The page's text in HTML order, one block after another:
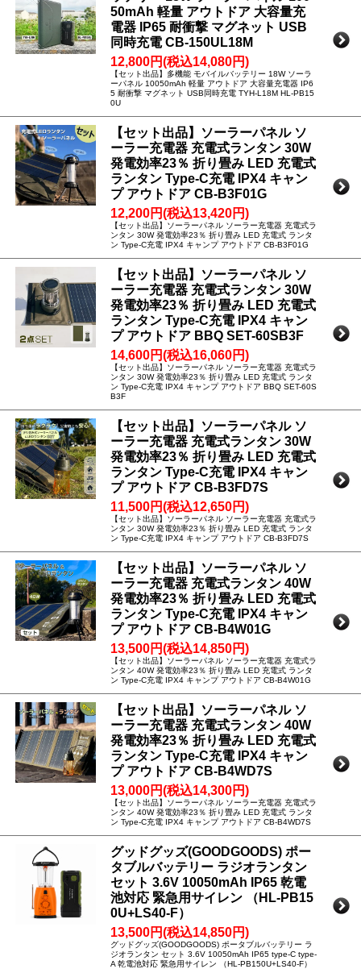
50mAh 軽量 アウトドア 大容量充
電器 IP65 耐衝撃 マグネット USB
同時充電 CB-150UL18M
12,800円(税込14,080円)
【セット出品】多機能 モバイルバッテリー 18W ソーラ
ーパネル 10050mAh 軽量 アウトドア 大容量充電器 IP6
5 耐衝撃 マグネット USB同時充電 TYH-L18M HL-PB15
0U
【セット出品】ソーラーパネル ソ
ーラー充電器 充電式ランタン 30W
発電効率23％ 折り畳み LED 充電式
ランタン Type-C充電 IPX4 キャン
プ アウトドア CB-B3F01G
12,200円(税込13,420円)
【セット出品】ソーラーパネル ソーラー充電器 充電式ラ
ンタン 30W 発電効率23％ 折り畳み LED 充電式 ランタ
ン Type-C充電 IPX4 キャンプ アウトドア CB-B3F01G
【セット出品】ソーラーパネル ソ
ーラー充電器 充電式ランタン 30W
発電効率23％ 折り畳み LED 充電式
ランタン Type-C充電 IPX4 キャン
プ アウトドア BBQ SET-60SB3F
14,600円(税込16,060円)
【セット出品】ソーラーパネル ソーラー充電器 充電式ラ
ンタン 30W 発電効率23％ 折り畳み LED 充電式 ランタ
ン Type-C充電 IPX4 キャンプ アウトドア BBQ SET-60S
B3F
【セット出品】ソーラーパネル ソ
ーラー充電器 充電式ランタン 30W
発電効率23％ 折り畳み LED 充電式
ランタン Type-C充電 IPX4 キャン
プ アウトドア CB-B3FD7S
11,500円(税込12,650円)
【セット出品】ソーラーパネル ソーラー充電器 充電式ラ
ンタン 30W 発電効率23％ 折り畳み LED 充電式 ランタ
ン Type-C充電 IPX4 キャンプ アウトドア CB-B3FD7S
【セット出品】ソーラーパネル ソ
ーラー充電器 充電式ランタン 40W
発電効率23％ 折り畳み LED 充電式
ランタン Type-C充電 IPX4 キャン
プ アウトドア CB-B4W01G
13,500円(税込14,850円)
【セット出品】ソーラーパネル ソーラー充電器 充電式ラ
ンタン 40W 発電効率23％ 折り畳み LED 充電式 ランタ
ン Type-C充電 IPX4 キャンプ アウトドア CB-B4W01G
【セット出品】ソーラーパネル ソ
ーラー充電器 充電式ランタン 40W
発電効率23％ 折り畳み LED 充電式
ランタン Type-C充電 IPX4 キャン
プ アウトドア CB-B4WD7S
13,000円(税込14,300円)
【セット出品】ソーラーパネル ソーラー充電器 充電式ラ
ンタン 40W 発電効率23％ 折り畳み LED 充電式 ランタ
ン Type-C充電 IPX4 キャンプ アウトドア CB-B4WD7S
グッドグッズ(GOODGOODS) ポー
タブルバッテリー ラジオランタン
セット 3.6V 10050mAh IP65 乾電
池対応 緊急用サイレン （HL-PB15
0U+LS40-F）
13,500円(税込14,850円)
グッドグッズ(GOODGOODS) ポータブルバッテリー ラ
ジオランタン セット 3.6V 10050mAh IP65 type-C type-
A 乾電池対応 緊急用サイレン （HL-PB150U+LS40-F）